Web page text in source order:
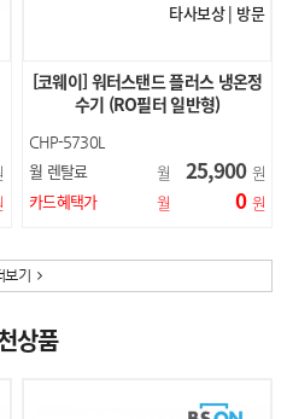
타사보상 | 방문
[코웨이] 워터스탠드 플러스 냉온정
수기 (RO필터 일반형)
CHP-5730L
월 렌탈료 월 25,900 원
카드혜택가
월 0 원
보기
상품